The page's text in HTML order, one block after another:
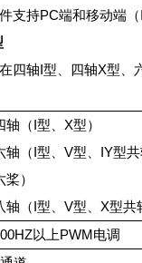
支持PC端和移动端
四轴I型、四轴X型、
轴（I型、 X型）
轴（I型、 V型、 IY型共
桨）
轴（I型、 V型、 X型共
以上PWM电调